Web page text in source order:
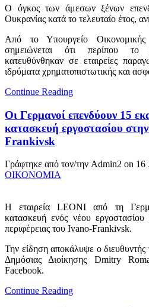
Ο όγκος των άμεσων ξένων
Ουκρανίας κατά το τελευταίο έτος,
Από το Υπουργείο
σημειώνεται ότι περίπου
κατευθύνθηκαν σε εταιρείες
ιδρύματα χρηματοπιστωτικής και
Continue Reading
Οι Γερμανοί επενδύουν 15
κατασκευή εργοστασίου
Frankivsk
Γράφτηκε από τον/την Admin2 on 16
ΟΙΚΟΝΟΜΙΑ
Η εταιρεία LEONI από τη
κατασκευή ενός νέου
περιφέρειας του Ivano-Frankivsk.
Την είδηση αποκάλυψε ο
Δημόσιας Διοίκησης Dmitry
Facebook.
Continue Reading